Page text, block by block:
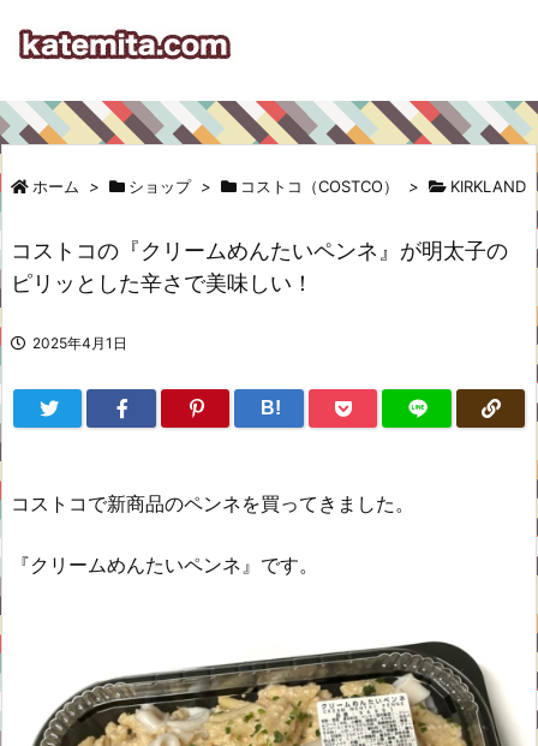
ホーム > ショップ > コストコ（COSTCO） > KIRKLAND
コストコの『クリームめんたいペンネ』が明太子の
ピリッとした辛さで美味しい！
2025年4月1日
B!
コストコで新商品のペンネを買ってきました。
『クリームめんたいペンネ』です。